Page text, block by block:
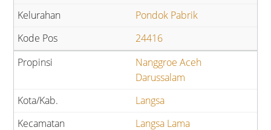
Pondok Pabrik
24416
Nanggroe Aceh
Darussalam
Langsa
Langsa Lama